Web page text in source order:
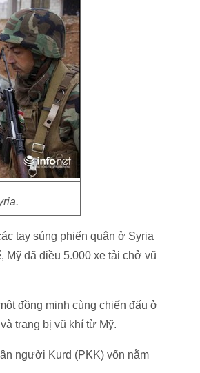
tay súng phiến quân ở Syria
Mỹ đã điều 5.000 xe tải chở vũ
đồng minh cùng chiến đấu ở
trang bị vũ khí từ Mỹ.
người Kurd (PKK) vốn nằm